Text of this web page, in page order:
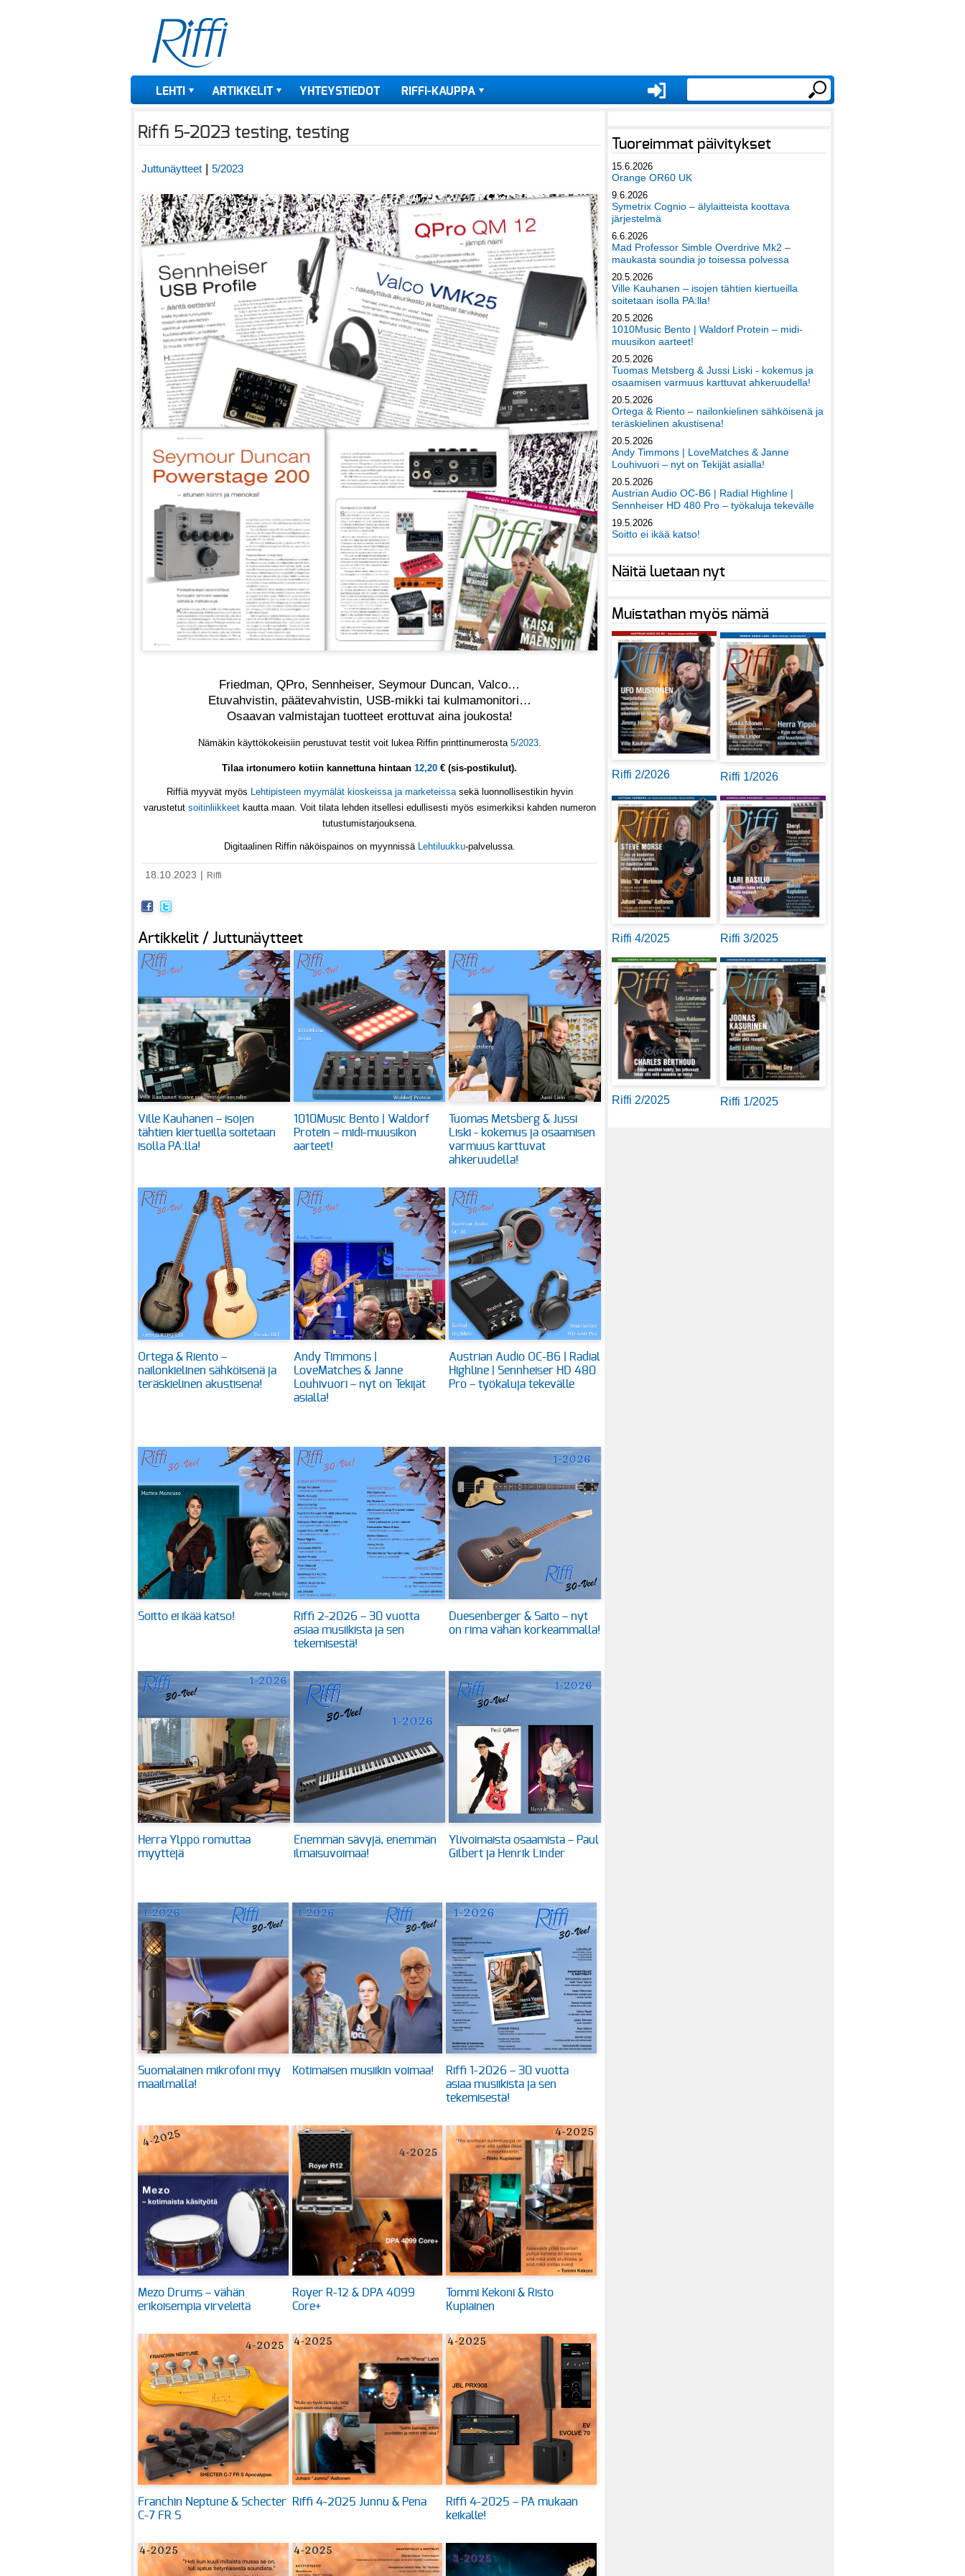
LEHTI ARTIKKELIT YHTEYSTIEDOT RIFFI-KAUPPA
Riffi 5-2023 testing, testing
Juttunäytteet | 5/2023
Friedman, QPro, Sennheiser, Seymour Duncan, Valco…
Etuvahvistin, päätevahvistin, USB-mikki tai kulmamonitori…
Osaavan valmistajan tuotteet erottuvat aina joukosta!
Nämäkin käyttökokeisiin perustuvat testit voit lukea Riffin printtinumerosta 5/2023.
Tilaa irtonumero kotiin kannettuna hintaan 12,20 € (sis-postikulut).
Riffiä myyvät myös Lehtipisteen myymälät kioskeissa ja marketeissasekä luonnollisestikin hyvin
varustetut soitinliikkeetkautta maan. Voit tilata lehden itsellesi edullisesti myös esimerkiksi kahden numeron
tutustumistarjouksena.
Digitaalinen Riffin näköispainos on myynnissä Lehtiluukku-palvelussa.
18.10.2023 | Riffi
Artikkelit / Juttunäytteet
Ville Kauhanen – isojen
tähtien kiertueilla soitetaan
isolla PA:lla!
1010Music Bento | Waldorf
Protein – midi-muusikon
aarteet!
Tuomas Metsberg & Jussi
Liski - kokemus ja osaamisen
varmuus karttuvat
ahkeruudella!
Ortega & Riento –
nailonkielinen sähköisenä ja
teräskielinen akustisena!
Andy Timmons |
LoveMatches & Janne
Louhivuori – nyt on Tekijät
asialla!
Austrian Audio OC-B6 | Radial
Highline | Sennheiser HD 480
Pro – työkaluja tekevälle
Soitto ei ikää katso!
Riffi 2-2026 – 30 vuotta
asiaa musiikista ja sen
tekemisestä!
Duesenberger & Saito – nyt
on rima vähän korkeammalla!
Herra Ylppö romuttaa
myyttejä
Enemmän sävyjä, enemmän
ilmaisuvoimaa!
Ylivoimaista osaamista – Paul
Gilbert ja Henrik Linder
Suomalainen mikrofoni myy
maailmalla!
Kotimaisen musiikin voimaa!
Riffi 1-2026 – 30 vuotta
asiaa musiikista ja sen
tekemisestä!
Mezo Drums – vähän
erikoisempia virveleitä
Royer R-12 & DPA 4099
Core+
Tommi Kekoni & Risto
Kupiainen
Franchin Neptune & Schecter
C-7 FR S
Riffi 4-2025 Junnu & Pena
Riffi 4-2025 – PA mukaan
keikalle!
Tuoreimmat päivitykset
15.6.2026
Orange OR60 UK
9.6.2026
Symetrix Cognio – älylaitteista koottava
järjestelmä
6.6.2026
Mad Professor Simble Overdrive Mk2 –
maukasta soundia jo toisessa polvessa
20.5.2026
Ville Kauhanen – isojen tähtien kiertueilla
soitetaan isolla PA:lla!
20.5.2026
1010Music Bento | Waldorf Protein – midi-
muusikon aarteet!
20.5.2026
Tuomas Metsberg & Jussi Liski - kokemus ja
osaamisen varmuus karttuvat ahkeruudella!
20.5.2026
Ortega & Riento – nailonkielinen sähköisenä ja
teräskielinen akustisena!
20.5.2026
Andy Timmons | LoveMatches & Janne
Louhivuori – nyt on Tekijät asialla!
20.5.2026
Austrian Audio OC-B6 | Radial Highline |
Sennheiser HD 480 Pro – työkaluja tekevälle
19.5.2026
Soitto ei ikää katso!
Näitä luetaan nyt
Muistathan myös nämä
Riffi 2/2026 Riffi 1/2026
Riffi 4/2025 Riffi 3/2025
Riffi 2/2025 Riffi 1/2025